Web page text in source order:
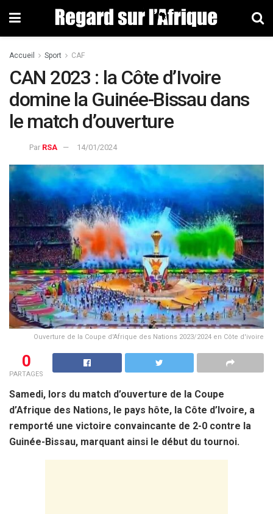
Accueil Sport CAF
CAN 2023 : la Côte d’Ivoire
domine la Guinée-Bissau dans
le match d’ouverture
Par RSA 14/01/2024
Ouverture de la Coupe d'Afrique des Nations 2023/2024 en Côte d'ivoire
0
PARTAGES
Samedi, lors du match d’ouverture de la Coupe
d’Afrique des Nations, le pays hôte, la Côte d’Ivoire, a
remporté une victoire convaincante de 2-0 contre la
Guinée-Bissau, marquant ainsi le début du tournoi.